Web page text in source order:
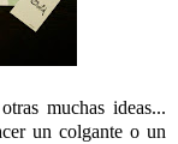
muchas ideas...
un colgante o un